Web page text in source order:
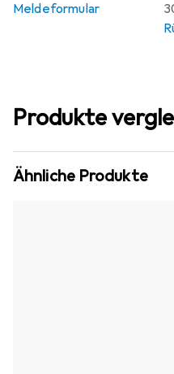
Meldeformular
Produkte
Ähnliche Produkte